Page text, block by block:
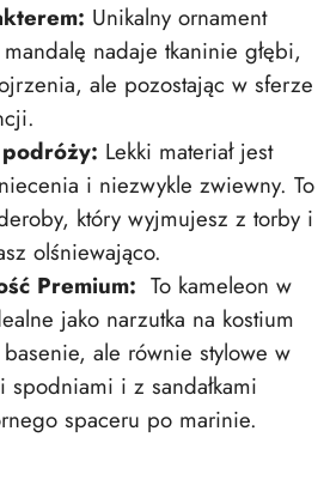
Unikalny ornament
nadaje tkaninie głębi,
ale pozostając w sferze
Lekki materiał jest
i niezwykle zwiewny. To
który wyjmujesz z torby i
olśniewająco.
Premium: To kameleon w
jako narzutka na kostium
ale równie stylowe w
spodniami i z sandałkami
spaceru po marinie.